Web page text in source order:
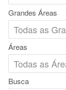
Grandes Áreas
Áreas
Busca